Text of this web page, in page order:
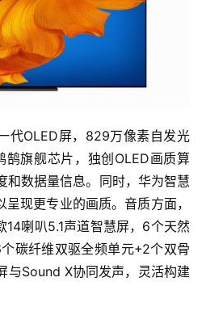
代OLED屏，829万像素自发光
旗舰芯片，独创OLED画质算
和数据量信息。同时，华为智慧
现更专业的画质。音质方面，
喇叭5.1声道智慧屏，6个天然
碳纤维双驱全频单元+2个双骨
与Sound X协同发声，灵活构建